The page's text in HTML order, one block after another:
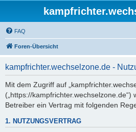
FAQ
Foren-Übersicht
kampfrichter.wechselzone.de -
Mit dem Zugriff auf
(„https://kampfrichter.wechselzone.de“)
Betreiber ein Vertrag mit folgenden
1. NUTZUNGSVERTRAG